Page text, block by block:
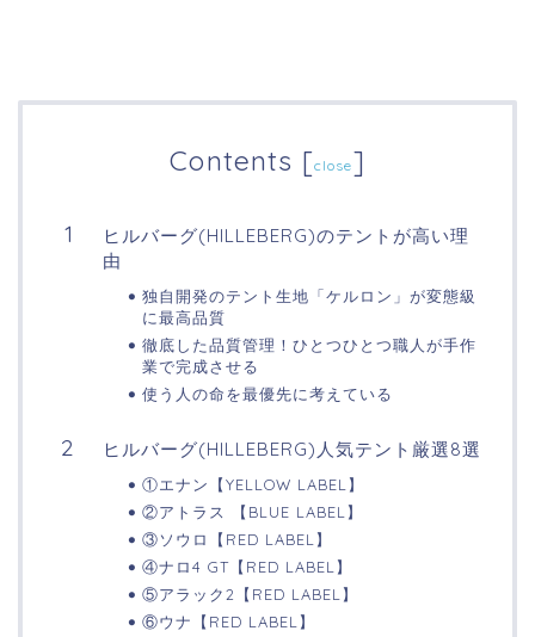
Contents [close]
ヒルバーグ(HILLEBERG)のテントが高い理
由
独自開発のテント生地「ケルロン」が変態級
に最高品質
徹底した品質管理！ひとつひとつ職人が手作
業で完成させる
使う人の命を最優先に考えている
ヒルバーグ(HILLEBERG)人気テント厳選8選
①エナン【YELLOW LABEL】
②アトラス 【BLUE LABEL】
③ソウロ【RED LABEL】
④ナロ4 GT【RED LABEL】
⑤アラック2【RED LABEL】
⑥ウナ【RED LABEL】